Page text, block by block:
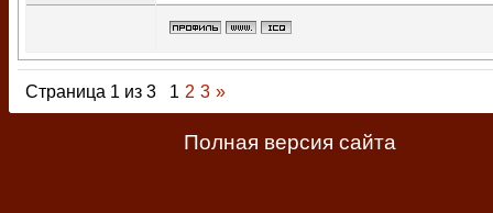
Страница 1 из 3 1 2 3 »
Полная версия сайта